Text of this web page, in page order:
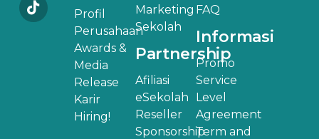
Profil
Perusahaan
Awards &
Media
Release
Karir
Hiring!
Marketing
Sekolah
Partnership
Afiliasi
eSekolah
Reseller
Sponsorship
FAQ
Informasi
Promo
Service
Level
Agreement
Term and